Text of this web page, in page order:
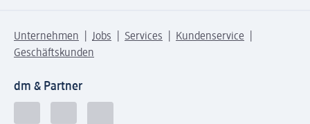
Unternehmen Jobs Services
Kundenservice
Geschäftskunden
dm & Partner